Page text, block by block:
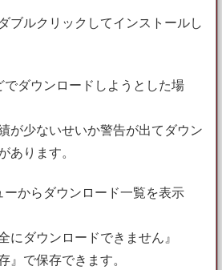
ブルクリックしてインストールし
ダウンロードしようとした場
が少ないせいか警告が出てダウン
あります。
からダウンロード一覧を表示
にダウンロードできません』
』で保存できます。